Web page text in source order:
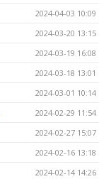
2024-04-03 10:09
2024-03-20 13:15
2024-03-19 16:08
2024-03-18 13:01
2024-03-01 10:14
2024-02-29 11:54
2024-02-27 15:07
2024-02-16 13:18
2024-02-14 14:26